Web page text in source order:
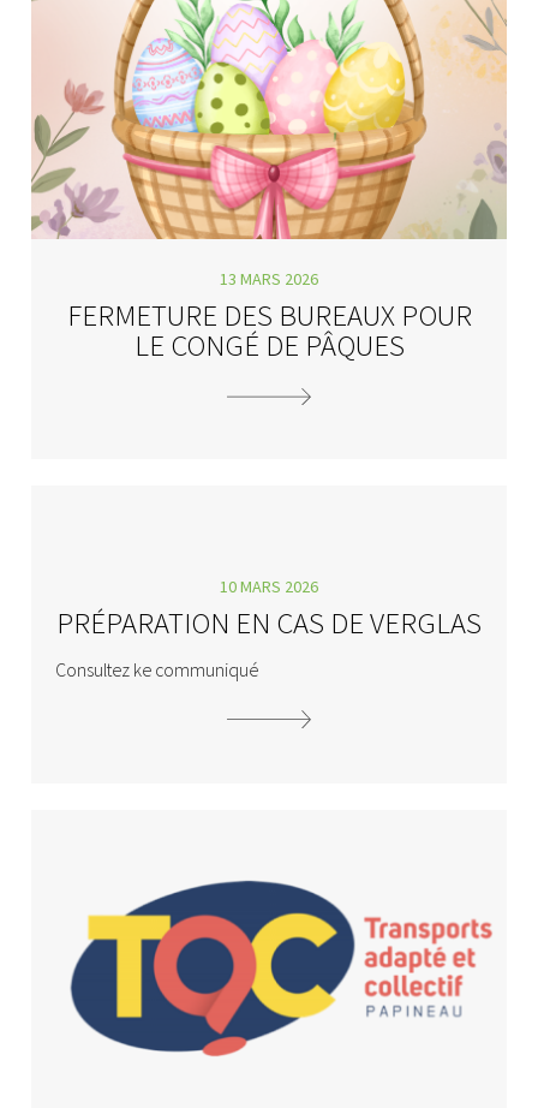
13 MARS 2026
FERMETURE DES BUREAUX POUR
LE CONGÉ DE PÂQUES
10 MARS 2026
PRÉPARATION EN CAS DE VERGLAS
Consultez ke communiqué